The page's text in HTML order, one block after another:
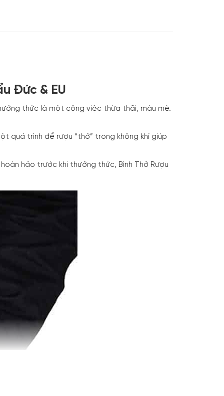
Đức & EU
thức là một công việc thừa thãi, màu mè.
quá trình để rượu “thở” trong không khí giúp
hảo trước khi thưởng thức, Bình Thở Rượu